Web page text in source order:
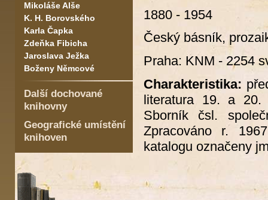
Mikoláše Alše
K. H. Borovského
Karla Čapka
Zdeňka Fibicha
Jaroslava Ježka
Boženy Němcové
Další dochované
knihovny
Geografické umístění
knihoven
1880 - 1954
Český básník,
Praha: KNM - 2254
Charakteristika:
literatura 19. a 20.
Sborník čsl.
Zpracováno r.
katalogu označeny